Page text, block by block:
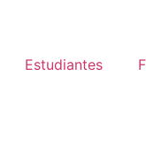
Estudiantes